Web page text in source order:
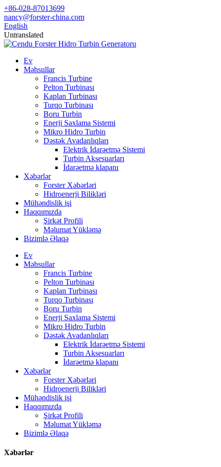
+86-028-87013699
nancy@forster-china.com
English
Untranslated
Ev
Məhsullar
Francis Turbine
Pelton Turbinası
Kaplan Turbinası
Turqo Turbinası
Boru Turbin
Enerji Saxlama Sistemi
Mikro Hidro Turbin
Dəstək Avadanlıqları
Elektrik İdarəetmə Sistemi
Turbin Aksesuarları
İdarəetmə klapanı
Xəbərlər
Forster Xəbərləri
Hidroenerji Bilikləri
Mühəndislik işi
Haqqımızda
Şirkət Profili
Məlumat Yükləmə
Bizimlə Əlaqə
Ev
Məhsullar
Francis Turbine
Pelton Turbinası
Kaplan Turbinası
Turqo Turbinası
Boru Turbin
Enerji Saxlama Sistemi
Mikro Hidro Turbin
Dəstək Avadanlıqları
Elektrik İdarəetmə Sistemi
Turbin Aksesuarları
İdarəetmə klapanı
Xəbərlər
Forster Xəbərləri
Hidroenerji Bilikləri
Mühəndislik işi
Haqqımızda
Şirkət Profili
Məlumat Yükləmə
Bizimlə Əlaqə
Xəbərlər